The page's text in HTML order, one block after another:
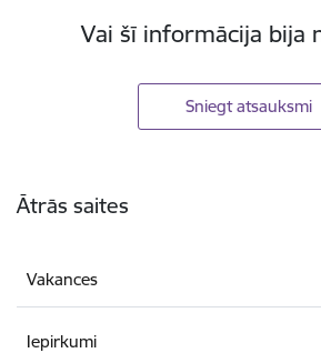
Vai šī informācija bija
Sniegt atsauksmi
Ātrās saites
Vakances
Iepirkumi